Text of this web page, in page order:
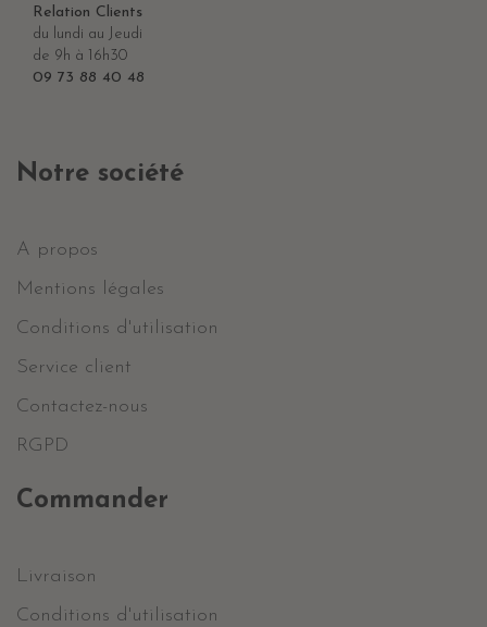
Relation Clients
du lundi au Jeudi
de 9h à 16h30
09 73 88 40 48
Notre société
A propos
Mentions légales
Conditions d'utilisation
Service client
Contactez-nous
RGPD
Commander
Livraison
Conditions d'utilisation